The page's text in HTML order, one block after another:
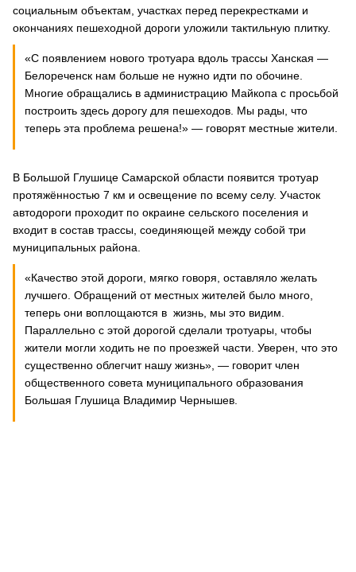
социальным объектам, участках перед перекрестками и
окончаниях пешеходной дороги уложили тактильную плитку.
«С появлением нового тротуара вдоль трассы Ханская —
Белореченск нам больше не нужно идти по обочине.
Многие обращались в администрацию Майкопа с просьбой
построить здесь дорогу для пешеходов. Мы рады, что
теперь эта проблема решена!» ― говорят местные жители.
В Большой Глушице Самарской области появится тротуар
протяжённостью 7 км и освещение по всему селу. Участок
автодороги проходит по окраине сельского поселения и
входит в состав трассы, соединяющей между собой три
муниципальных района.
«Качество этой дороги, мягко говоря, оставляло желать
лучшего. Обращений от местных жителей было много,
теперь они воплощаются в жизнь, мы это видим.
Параллельно с этой дорогой сделали тротуары, чтобы
жители могли ходить не по проезжей части. Уверен, что это
существенно облегчит нашу жизнь», ― говорит член
общественного совета муниципального образования
Большая Глушица Владимир Чернышев.